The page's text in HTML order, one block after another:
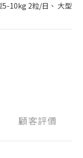
10kg 2粒/日、 大型
顧客評價